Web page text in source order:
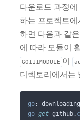
다운로드 과정
하는 프로젝트
하면 다음과 같
에 따라 모듈이
GO111MODULE 이
디렉토리에서는
go:
go get github.